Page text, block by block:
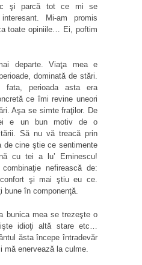
şi parcă tot ce mi se
Mi-am promis
toate opiniile… Ei, poftim
departe. Viaţa mea e
dominată de stări.
perioada asta era
ce îmi revine uneori
Aşa se simte fraţilor. De
e un bun motiv de o
Să nu vă treacă prin
de cine ştie ce sentimente
cu tei a lu’ Eminescu!
nefirească de:
şi mai ştiu eu ce.
bune în componenţă.
bunica mea se trezeşte o
idioţi altă stare etc…
ăsta începe întradevăr
mă enervează la culme.